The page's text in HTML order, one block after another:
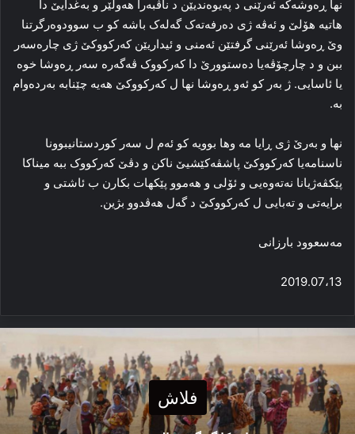
نها ڕه‌وشه‌که‌ ئه‌رێنی د په‌یوه‌ندیێن د ناڤبه‌را هه‌ولێر و بەغدایێ دا
هاتیه‌ هۆلێ و ئه‌ڤه‌ ژی ده‌رفه‌ته‌ک گه‌له‌ک باشه‌ کو ب سوودوه‌رگرتنا
وێ ڕه‌وشا ئه‌رێنی گرفتێن ئه‌منی و ئیداریێن که‌رکووکێ ژی چاره‌سه‌ر
ببن و د چارچۆڤه‌یا ده‌ستوورێ دا که‌رکووک ڤه‌گه‌ره‌ سه‌ر ڕه‌وشا خوه‌
یا ئاسایی. ژ به‌ر کو ئه‌و ڕه‌وشا نها ل که‌رکووکێ هه‌یه‌ چێنابه‌ به‌رده‌وام
به‌.
نها و به‌رێ ژی ڕایا مه‌ وها بوویه‌ کو ئه‌م ل سه‌ر کوردستانیبوونا
ناسنامه‌یا که‌رکووکێ پاشڤه‌کێشیێ ناکن و دڤێ که‌رکووک ببه‌ میناکا
پێکڤه‌ژیانا نه‌ته‌وه‌یی و ئۆلی و هه‌موو پێکهات بکارن ب ئاشتی و
برایه‌تی و ته‌بایی ل که‌رکووکێ د گه‌ل هه‌ڤدوو بژین.
مه‌سعوود بارزانی
2019.07،13
فلاش